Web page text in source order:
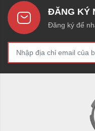
ĐĂNG KÝ
Đăng ký để